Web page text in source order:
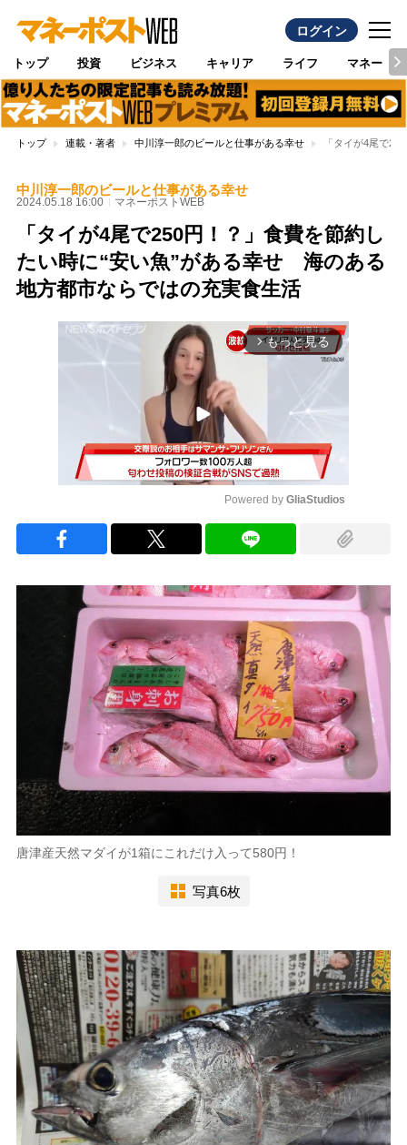
ログイン
トップ 投資 ビジネス キャリア ライフ マネー
トップ 連載・著者 中川淳一郎のビールと仕事がある幸せ 「タイが4尾で
中川淳一郎のビールと仕事がある幸せ
2024.05.18 16:00 マネーポストWEB
「タイが4尾で250円！？」食費を節約し
たい時に“安い魚”がある幸せ 海のある
地方都市ならではの充実食生活
arrow_forward_ios もっと見る
Powered by GliaStudios
唐津産天然マダイが1箱にこれだけ入って580円！
写真6枚